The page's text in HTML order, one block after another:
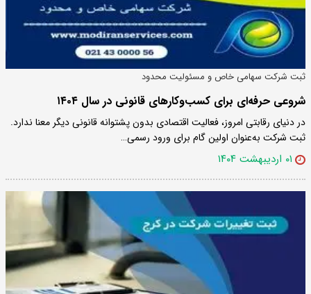
ثبت شرکت سهامی خاص و مسئولیت محدود
شروعی حرفه‌ای برای کسب‌وکارهای قانونی در سال ۱۴۰۴
در دنیای رقابتی امروز، فعالیت اقتصادی بدون پشتوانه قانونی دیگر معنا ندارد.
ثبت شرکت به‌عنوان اولین گام برای ورود رسمی…
۰۱ اردیبهشت ۱۴۰۴